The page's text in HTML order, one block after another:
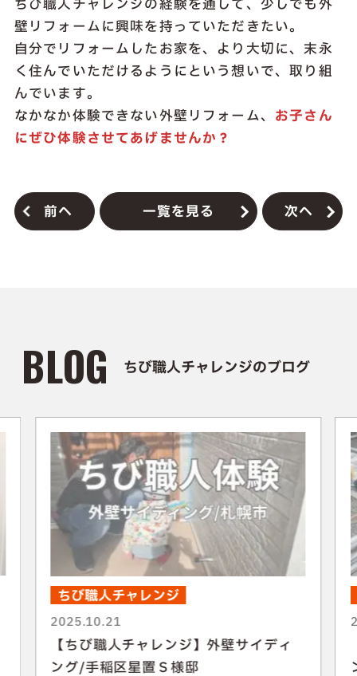
ちび職人チャレンジの経験を通して、少しでも外
壁リフォームに興味を持っていただきたい。
自分でリフォームしたお家を、より大切に、末永
く住んでいただけるようにという想いで、取り組
んでいます。
なかなか体験できない外壁リフォーム、 お子さん
にぜひ体験させてあげませんか？
前へ 一覧を見る 次へ
BLOG ちび職人チャレンジのブログ
ちび職人チャレンジ
2025.10.21
【ちび職人チャレンジ】外壁サイディ
ング/手稲区星置Ｓ様邸